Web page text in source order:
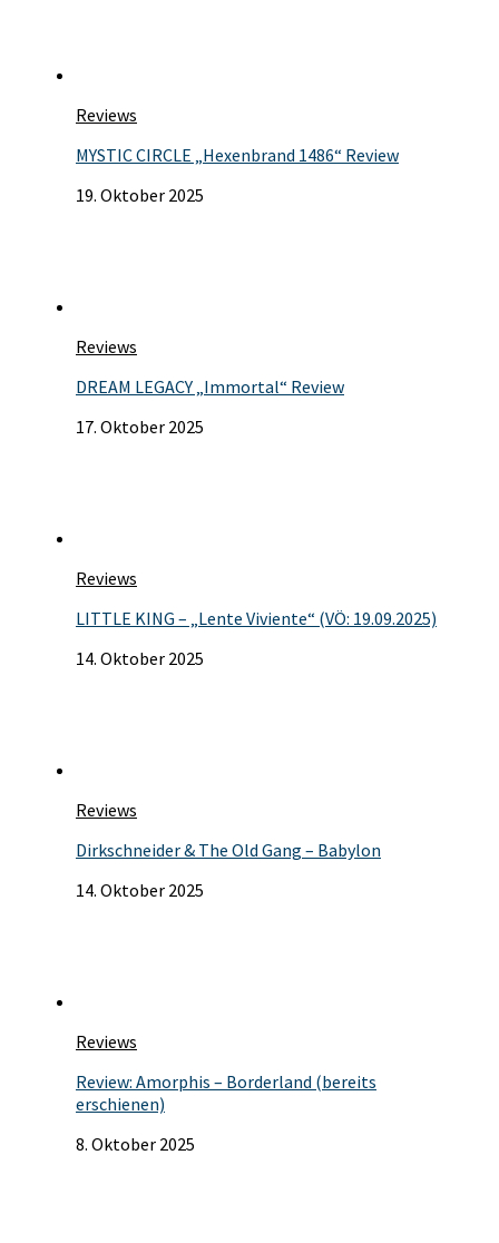
Reviews
MYSTIC CIRCLE „Hexenbrand 1486“ Review
19. Oktober 2025
Reviews
DREAM LEGACY „Immortal“ Review
17. Oktober 2025
Reviews
LITTLE KING – „Lente Viviente“ (VÖ: 19.09.2025)
14. Oktober 2025
Reviews
Dirkschneider & The Old Gang – Babylon
14. Oktober 2025
Reviews
Review: Amorphis – Borderland (bereits
erschienen)
8. Oktober 2025